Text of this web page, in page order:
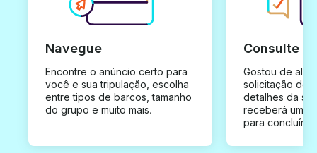
Navegue
Encontre o anúncio certo para
você e sua tripulação, escolha
entre tipos de barcos, tamanho
do grupo e muito mais.
Consulte e
Gostou de
solicitação de
detalhes da
receberá uma
para concluír a